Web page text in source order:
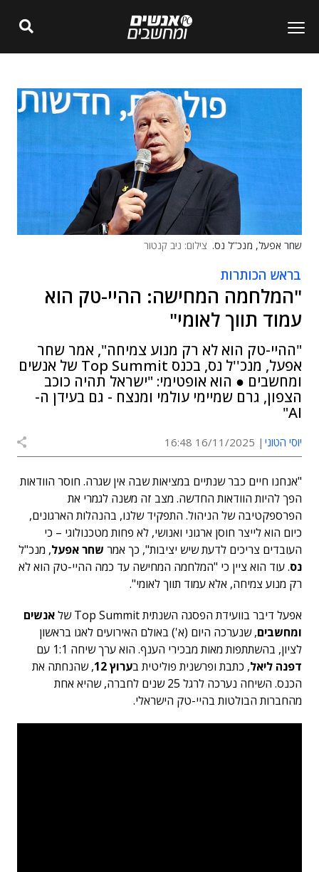
שחר אפעל, מנכ''ל נס. צילום: ניב קנטור
בראש הכותרות
"המלחמה המחישה: ההיי-טק הוא
עמוד תווך לאומי"
"ההיי-טק הוא לא רק מנוע צמיחה", אמר שחר
אפעל, מנכ''ל נס, בכנס Top Summit של אנשים
ומחשבים ● הוא אופטימי: "ישראל תהיה כוכב
הצפון, גרם שמיימי עולמי ומנצח - גם בעידן ה-
AI"
יוסי הטוני 16/11/2025 16:48
"אנחנו חיים כבר שנתיים במציאות שבה אין שגרה. חוסר הוודאות
הפך להיות הוודאות החדשה. מצב זה משנה לגמרי את
הפרספקטיבה של הניהול. התפקיד שלנו, בהנהלות הארגונים,
כיום הוא לייצר חוסן ארגוני ואנושי, לא פחות מטכנולוגי – כי
העובדים צריכים לדעת שיש יציבות", כך אמר שחר אפעל, מנכ"ל
נס. עוד הוא ציין כי "המלחמה המחישה עד כמה ההיי-טק הוא לא
רק מנוע צמיחה, אלא עמוד תווך לאומי".
אפעל דיבר בוועידת הפסגה השנתית Top Summit של
אנשים
ומחשבים, שנערכה היום (א') באולם האירועים לאגו בראשון
לציון, בהשתתפות מאות מבכירי הענף. הוא ערך שיחה 1:1 עם
דפנה ליאל, כתבת ופרשנית פוליטית בערוץ 12
, שהנחתה את
הכנס. השיחה נערכה לרגל 25 שנים לחברה, שהיא אחת
מהחברות הבולטות בהיי-טק הישראלי.